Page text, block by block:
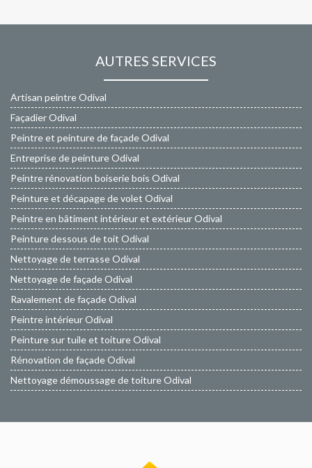
AUTRES SERVICES
Artisan peintre Odival
Façadier Odival
Peintre et peinture de façade Odival
Entreprise de peinture Odival
Peintre rénovation boiserie bois Odival
Peinture et décapage de volet Odival
Peintre en bâtiment intérieur et extérieur Odival
Peinture dessous de toit Odival
Nettoyage de terrasse Odival
Nettoyage de façade Odival
Ravalement de façade Odival
Peintre intérieur Odival
Peinture sur tuile et toiture Odival
Rénovation de façade Odival
Nettoyage démoussage de toiture Odival